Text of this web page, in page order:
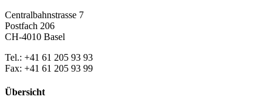
Centralbahnstrasse 7
Postfach 206
CH-4010 Basel
Tel.: +41 61 205 93 93
Fax: +41 61 205 93 99
Übersicht